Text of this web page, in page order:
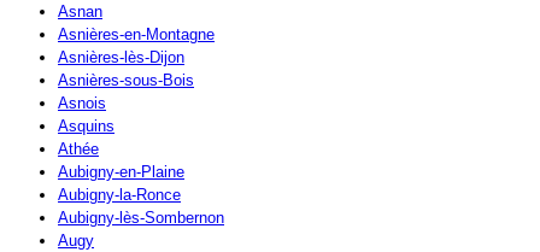
Asnan
Asnières-en-Montagne
Asnières-lès-Dijon
Asnières-sous-Bois
Asnois
Asquins
Athée
Aubigny-en-Plaine
Aubigny-la-Ronce
Aubigny-lès-Sombernon
Augy